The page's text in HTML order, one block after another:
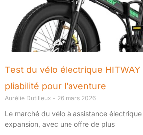
Test du vélo électrique
pliabilité pour l’aventure
Aurélie Dutilleux 26 mars 2026
Le marché du vélo à assistance
expansion, avec une offre de plus